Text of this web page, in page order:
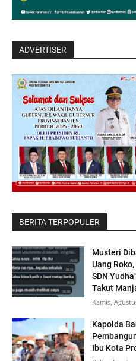
ADVERTISER
BERITA TERPOPULER
Musteri
Uang
SDN
Takut
Kamis,
Kapolda
Ibu Kota